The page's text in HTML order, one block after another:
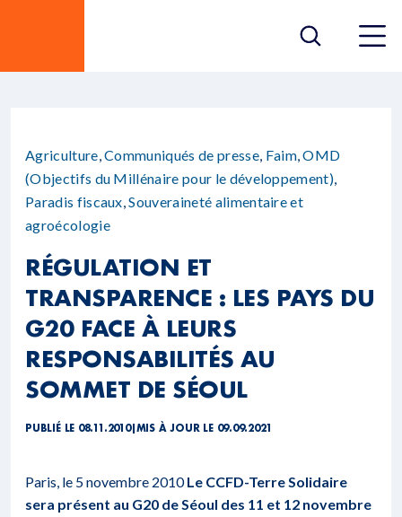
Agriculture,Communiqués de presse, Faim,OMD
(Objectifs du Millénaire pour le développement),
Paradis fiscaux,Souveraineté alimentaire et
agroécologie
RÉGULATION ET
TRANSPARENCE : LES PAYS DU
G20 FACE À LEURS
RESPONSABILITÉS AU
SOMMET DE SÉOUL
PUBLIÉ LE 08.11.2010| MIS À JOUR LE 09.09.2021
Paris, le 5 novembre 2010Le CCFD-Terre Solidaire
sera présent au G20 de Séoul des 11 et 12 novembre